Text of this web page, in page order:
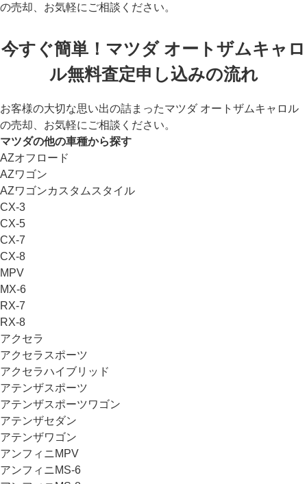
の売却、お気軽にご相談ください。
今すぐ簡単！マツダ オートザムキャロ
ル無料査定申し込みの流れ
お客様の大切な思い出の詰まったマツダ オートザムキャロル
の売却、お気軽にご相談ください。
マツダの他の車種から探す
AZオフロード
AZワゴン
AZワゴンカスタムスタイル
CX-3
CX-5
CX-7
CX-8
MPV
MX-6
RX-7
RX-8
アクセラ
アクセラスポーツ
アクセラハイブリッド
アテンザスポーツ
アテンザスポーツワゴン
アテンザセダン
アテンザワゴン
アンフィニMPV
アンフィニMS-6